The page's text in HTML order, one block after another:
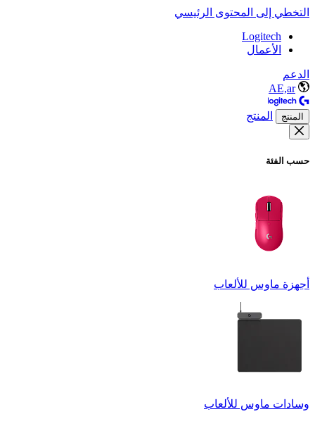
التخطي إلى المحتوى الرئيسي
Logitech
الأعمال
الدعم
AE,ar
المنتج المنتج
حسب الفئة
أجهزة ماوس للألعاب
وسادات ماوس للألعاب